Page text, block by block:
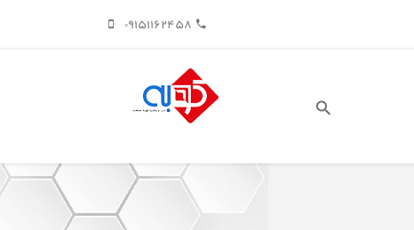
09151162458